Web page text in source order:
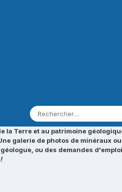
la Terre et au patrimoine
galerie de photos de minéraux
ou des demandes